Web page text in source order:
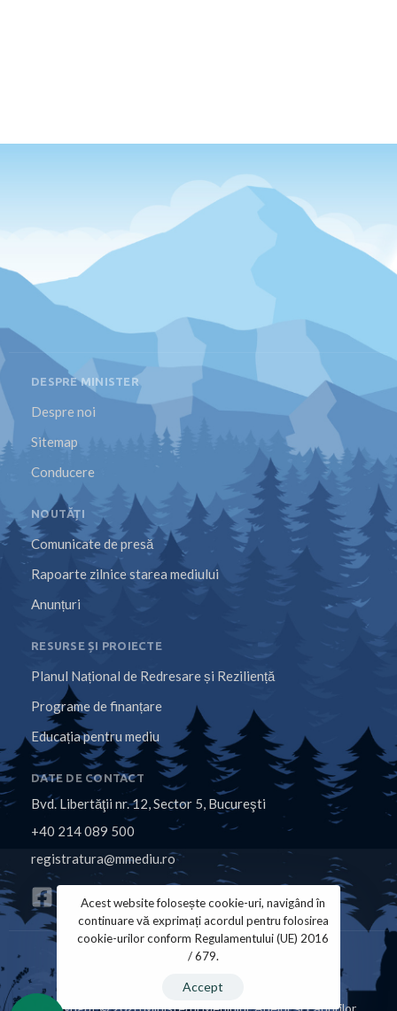
DESPRE MINISTER
Despre noi
Sitemap
Conducere
NOUTĂȚI
Comunicate de presă
Rapoarte zilnice starea mediului
Anunțuri
RESURSE ȘI PROIECTE
Planul Național de Redresare și Reziliență
Programe de finanțare
Educația pentru mediu
DATE DE CONTACT
Bvd. Libertăţii nr. 12, Sector 5, Bucureşti
+40 214 089 500
registratura@mmediu.ro
Acest website folosește cookie-uri, navigând în
continuare vă exprimați acordul pentru folosirea
cookie-urilor conform Regulamentului (UE) 2016
/ 679.
Accept